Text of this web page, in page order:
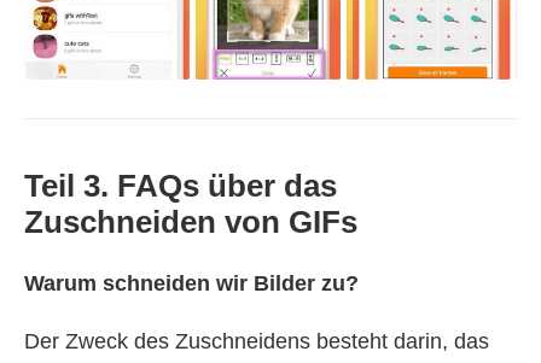
Teil 3. FAQs über das
Zuschneiden von GIFs
Warum schneiden wir Bilder zu?
Der Zweck des Zuschneidens besteht darin, das